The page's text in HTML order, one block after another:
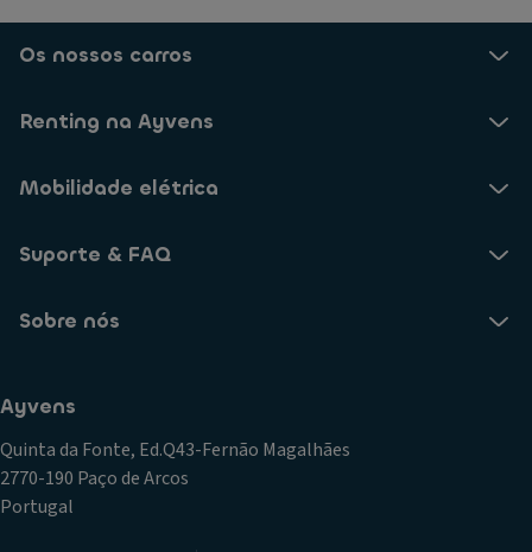
Os nossos carros
Renting na Ayvens
Mobilidade elétrica
Suporte & FAQ
Sobre nós
Ayvens
Quinta da Fonte, Ed.Q43-Fernão Magalhães
2770-190 Paço de Arcos
Portugal